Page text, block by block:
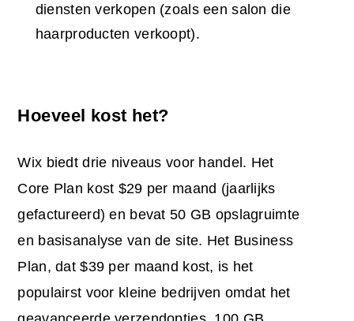
diensten verkopen (zoals een salon die
haarproducten verkoopt).
Hoeveel kost het?
Wix biedt drie niveaus voor handel. Het
Core Plan kost $29 per maand (jaarlijks
gefactureerd) en bevat 50 GB opslagruimte
en basisanalyse van de site. Het Business
Plan, dat $39 per maand kost, is het
populairst voor kleine bedrijven omdat het